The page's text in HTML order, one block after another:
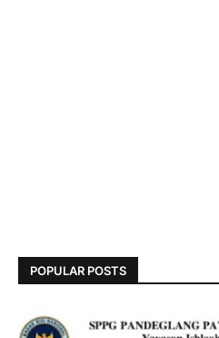
POPULAR POSTS